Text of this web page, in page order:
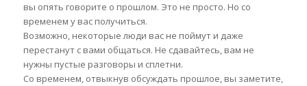
вы опять говорите о прошлом. Это не просто. Но со
временем у вас получиться.
Возможно, некоторые люди вас не поймут и даже
перестанут с вами общаться. Не сдавайтесь, вам не
нужны пустые разговоры и сплетни.
Со временем, отвыкнув обсуждать прошлое, вы заметите,